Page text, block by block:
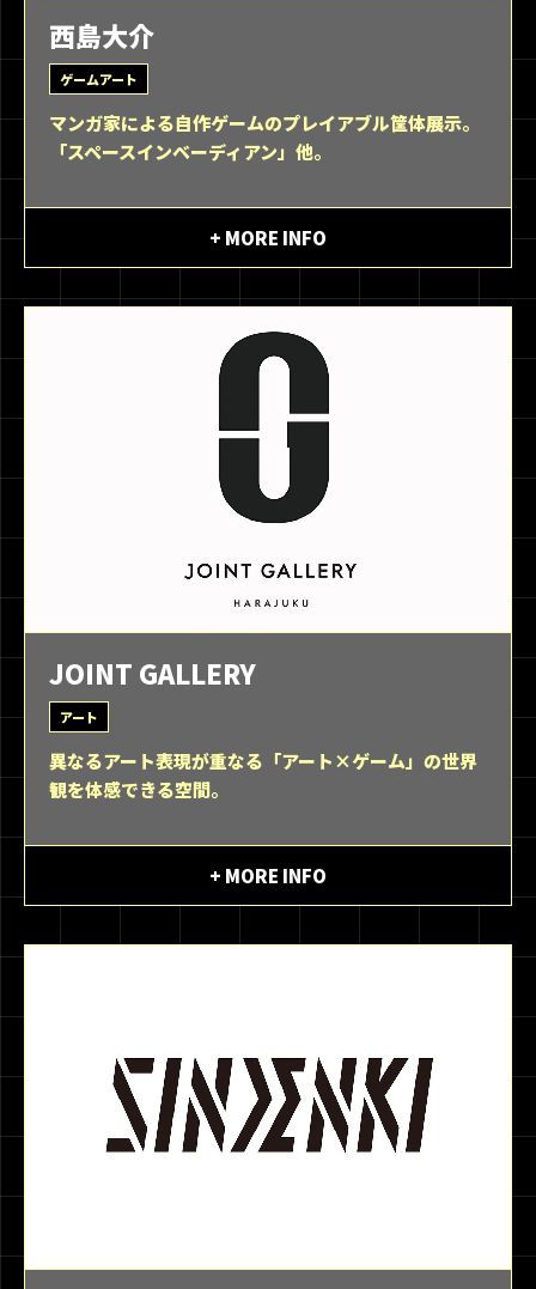
西島大介
ゲームアート
マンガ家による自作ゲームのプレイアブル筐体展示。
「スペースインベーディアン」他。
+ MORE INFO
JOINT GALLERY
アート
異なるアート表現が重なる「アート×ゲーム」の世界
観を体感できる空間。
+ MORE INFO